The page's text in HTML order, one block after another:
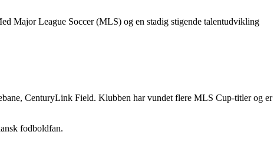
Major League Soccer (MLS) og en stadig stigende talentudvikling
CenturyLink Field. Klubben har vundet flere MLS Cup-titler og er
fodboldfan.